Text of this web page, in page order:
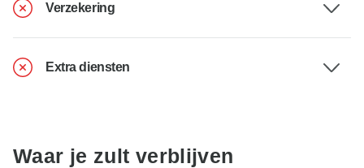
Verzekering
Extra diensten
Waar je zult verblijven